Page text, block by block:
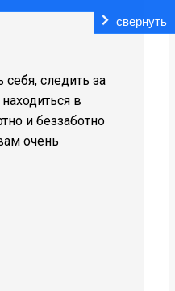
свернуть
себя, следить за
в
и беззаботно
очень